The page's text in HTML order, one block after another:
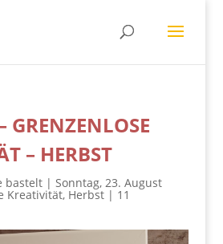
GRENZENLOSE
– HERBST
bastelt| Sonntag, 23. August
Kreativität, Herbst| 11